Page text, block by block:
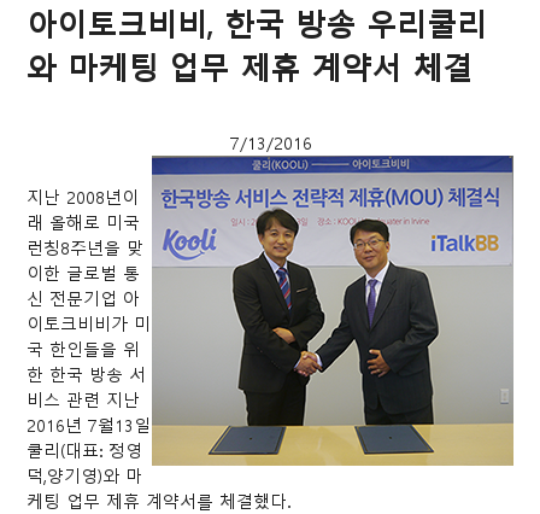
아이토크비비, 한국 방송 우리쿨리
와 마케팅 업무 제휴 계약서 체결
7/13/2016
지난 2008년이
래 올해로 미국
런칭8주년을 맞
이한 글로벌 통
신 전문기업 아
이토크비비가 미
국 한인들을 위
한 한국 방송 서
비스 관련 지난
2016년 7월13일
쿨리(대표: 정영
덕,양기영)와 마
케팅 업무 제휴 계약서를 체결했다.